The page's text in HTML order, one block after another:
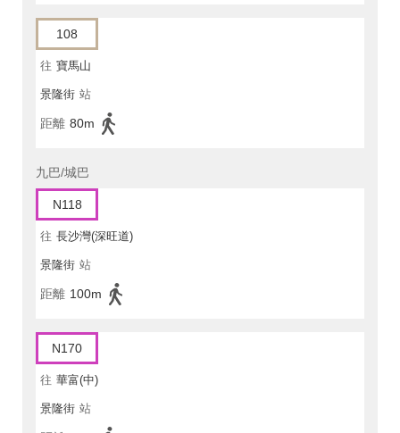
108
往 寶馬山
景隆街 站
距離 80m
九巴/城巴
N118
往 長沙灣(深旺道)
景隆街 站
距離 100m
N170
往 華富(中)
景隆街 站